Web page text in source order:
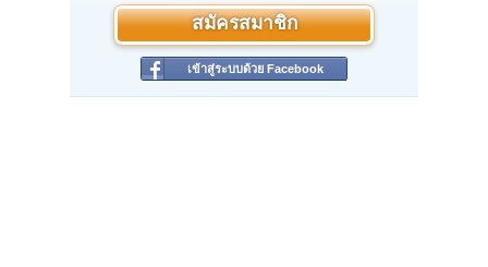
สมัครสมาชิก
เข้าสู่ระบบด้วย Facebook